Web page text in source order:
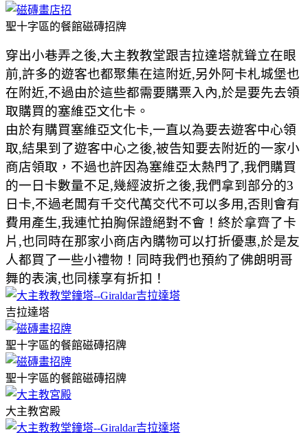
聖十字區的餐館磁磚招牌
穿出小巷弄之後,大主教教堂跟吉拉達塔就聳立在眼
前,許多的遊客也都聚集在這附近,另外阿卡札城堡也
在附近,不過由於這些都需要購票入內,於是要先去領
取購買的塞維亞文化卡。
由於有購買塞維亞文化卡,一直以為要去遊客中心領
取,結果到了遊客中心之後,被告知要去附近的一家小
商店領取，不過也許因為塞維亞太熱門了,我們購買
的一日卡數量不足,幾經波折之後,我們拿到部分的3
日卡,不過老闆有千交代萬交代不可以多用,否則會有
費用產生,我連忙拍胸保證絕對不會！終於拿齊了卡
片,也同時在那家小商店內購物可以打折優惠,於是友
人都買了一些小禮物！同時我們也預約了佛朗明哥
舞的表演,也同樣享有折扣！
吉拉達塔
聖十字區的餐館磁磚招牌
聖十字區的餐館磁磚招牌
大主教宮殿